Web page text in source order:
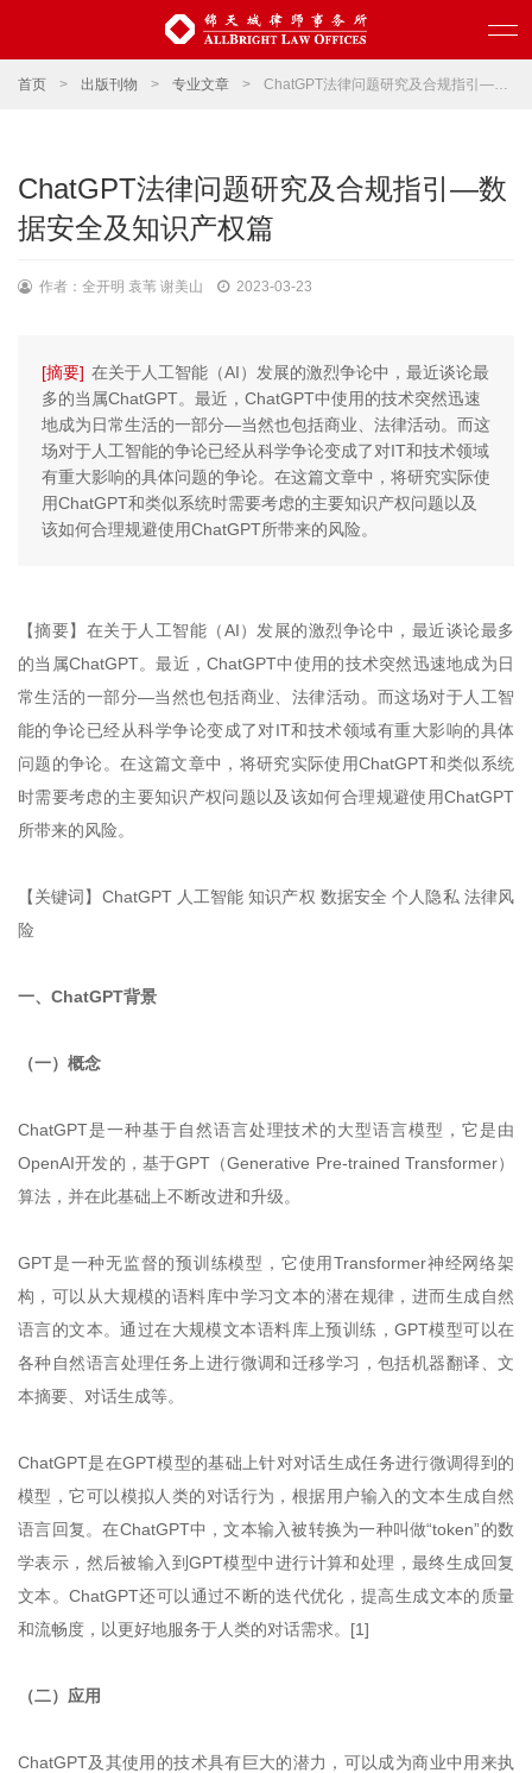
首页 > 出版刊物 > 专业文章 > ChatGPT法律问题研究及合规指引—数据安全及知识产权篇
ChatGPT法律问题研究及合规指引—数
据安全及知识产权篇
作者：全开明 袁苇 谢美山 2023-03-23
[摘要] 在关于人工智能（AI）发展的激烈争论中，最近谈论最
多的当属ChatGPT。最近，ChatGPT中使用的技术突然迅速
地成为日常生活的一部分—当然也包括商业、法律活动。而这
场对于人工智能的争论已经从科学争论变成了对IT和技术领域
有重大影响的具体问题的争论。在这篇文章中，将研究实际使
用ChatGPT和类似系统时需要考虑的主要知识产权问题以及
该如何合理规避使用ChatGPT所带来的风险。
【摘要】在关于人工智能（AI）发展的激烈争论中，最近谈论最多
的当属ChatGPT。最近，ChatGPT中使用的技术突然迅速地成为日
常生活的一部分—当然也包括商业、法律活动。而这场对于人工智
能的争论已经从科学争论变成了对IT和技术领域有重大影响的具体
问题的争论。在这篇文章中，将研究实际使用ChatGPT和类似系统
时需要考虑的主要知识产权问题以及该如何合理规避使用ChatGPT
所带来的风险。
【关键词】ChatGPT 人工智能 知识产权 数据安全 个人隐私 法律风
险
一、ChatGPT背景
（一）概念
ChatGPT是一种基于自然语言处理技术的大型语言模型，它是由
OpenAI开发的，基于GPT（Generative Pre-trained Transformer）
算法，并在此基础上不断改进和升级。
GPT是一种无监督的预训练模型，它使用Transformer神经网络架
构，可以从大规模的语料库中学习文本的潜在规律，进而生成自然
语言的文本。通过在大规模文本语料库上预训练，GPT模型可以在
各种自然语言处理任务上进行微调和迁移学习，包括机器翻译、文
本摘要、对话生成等。
ChatGPT是在GPT模型的基础上针对对话生成任务进行微调得到的
模型，它可以模拟人类的对话行为，根据用户输入的文本生成自然
语言回复。在ChatGPT中，文本输入被转换为一种叫做“token”的数
学表示，然后被输入到GPT模型中进行计算和处理，最终生成回复
文本。ChatGPT还可以通过不断的迭代优化，提高生成文本的质量
和流畅度，以更好地服务于人类的对话需求。[1]
（二）应用
ChatGPT及其使用的技术具有巨大的潜力，可以成为商业中用来执